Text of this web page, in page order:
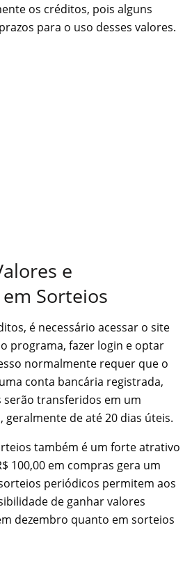
os créditos, pois alguns
para o uso desses valores.
e
Sorteios
é necessário acessar o site
programa, fazer login e optar
normalmente requer que o
conta bancária registrada,
serão transferidos em um
geralmente de até 20 dias úteis.
também é um forte atrativo
100,00 em compras gera um
periódicos permitem aos
de ganhar valores
dezembro quanto em sorteios